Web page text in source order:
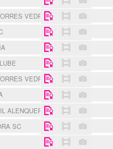
VEDRAS
VEDRAS
ALENQUER
SC